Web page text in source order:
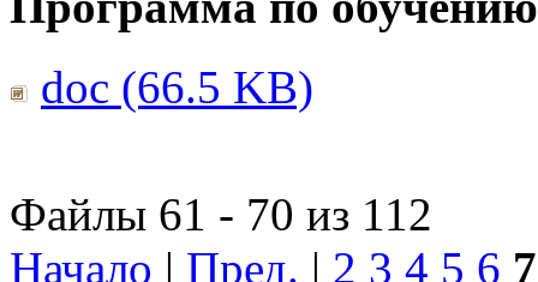
doc (66.5 KB)
Файлы 61 - 70 из 112
Начало | Пред. | 2 3 4 5 6 7